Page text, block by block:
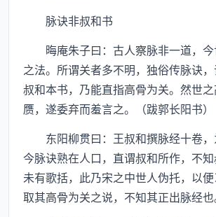
脉诀非叔和书
晦庵朱子曰：古人察脉非一道，今
之法。所谓关者多不明，独俗传脉诀
叔和本书，乃能直指高骨为关。然世
赝，遂委弃而羞言之。（跋郭长阳书）
东阳柳贯曰：王叔和撰脉经十卷，
今脉诀熟在人口，直谓叔和所作，不
未有歌括，此乃宋之中世人伪托，以
取其高骨为关之说，不知其正出脉经也